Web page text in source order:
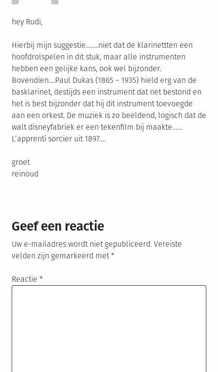
hey Rudi,
Hierbij mijn suggestie……..niet dat de klarinettten een
hoofdrolspelen in dit stuk, maar alle instrumenten
hebben een gelijke kans, ook wel bijzonder.
Bovendien….Paul Dukas (1865 – 1935) hield erg van de
basklarinet, destijds een instrument dat net bestond en
het is best bijzonder dat hij dit instrument toevoegde
aan een orkest. De muziek is zo beeldend, logisch dat de
walt disneyfabriek er een tekenfilm bij maakte……
L’apprenti sorcier uit 1897….
groet
reinoud
Geef een reactie
Uw e-mailadres wordt niet gepubliceerd. Vereiste
velden zijn gemarkeerd met*
Reactie *